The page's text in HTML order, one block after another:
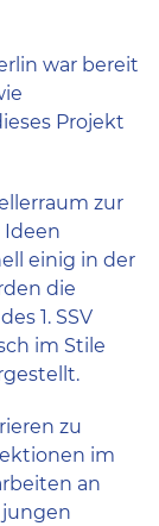
war bereit
Projekt
zur
Ideen
einig in der
die
1. SSV
im Stile
zu
im
an